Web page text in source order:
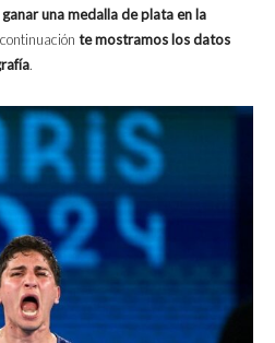
ganar una medalla de plata en la
te mostramos los datos
.